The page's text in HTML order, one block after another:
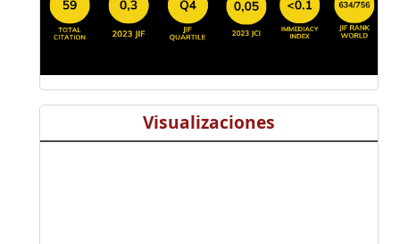
Visualizaciones